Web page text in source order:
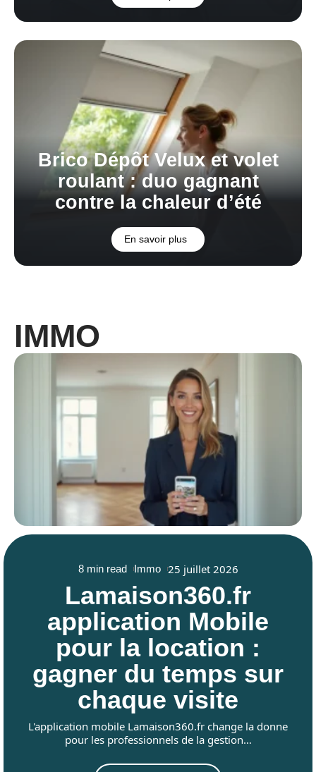
Brico Dépôt Velux et volet
roulant : duo gagnant
contre la chaleur d’été
En savoir plus
IMMO
8 min read Immo 25 juillet 2026
Lamaison360.fr
application Mobile
pour la location :
gagner du temps sur
chaque visite
L'application mobile Lamaison360.fr change la donne
pour les professionnels de la gestion…